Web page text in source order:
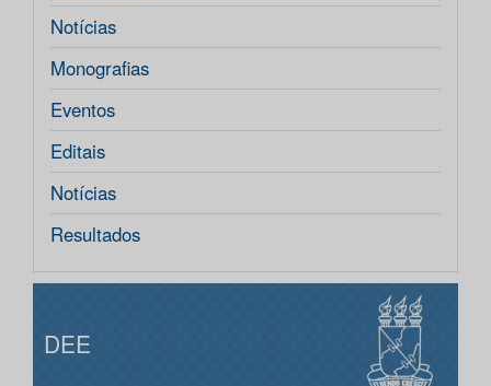
Notícias
Monografias
Eventos
Editais
Notícias
Resultados
DEE